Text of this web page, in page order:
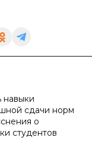
навыки
сдачи норм
о
студентов